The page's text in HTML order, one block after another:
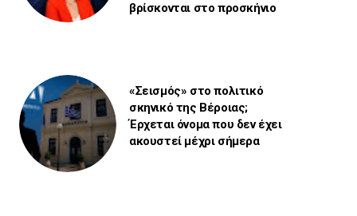
βρίσκονται στο προσκήνιο
«Σεισμός» στο πολιτικό
σκηνικό της Βέροιας;
Έρχεται όνομα που δεν έχει
ακουστεί μέχρι σήμερα